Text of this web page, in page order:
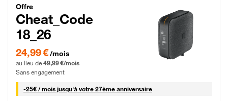
Cheat_Code Fibre_18_26
Offre
Cheat_Code
18_26
24,99 € par mois pendant 0 mois puis 49,99 € par mois, Sans engagement
24,99 €/mois
au lieu de 49,99 €/mois
Sans engagement
-25€ / mois25 € par mois
jusqu'à votre 27ème anniversaire